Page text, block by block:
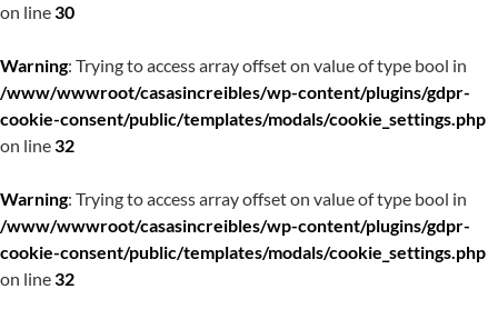
on line30
Warning: Trying to access array offset on value of type bool in
/www/wwwroot/casasincreibles/wp-content/plugins/gdpr-
cookie-consent/public/templates/modals/cookie_settings.php
on line32
Warning: Trying to access array offset on value of type bool in
/www/wwwroot/casasincreibles/wp-content/plugins/gdpr-
cookie-consent/public/templates/modals/cookie_settings.php
on line32